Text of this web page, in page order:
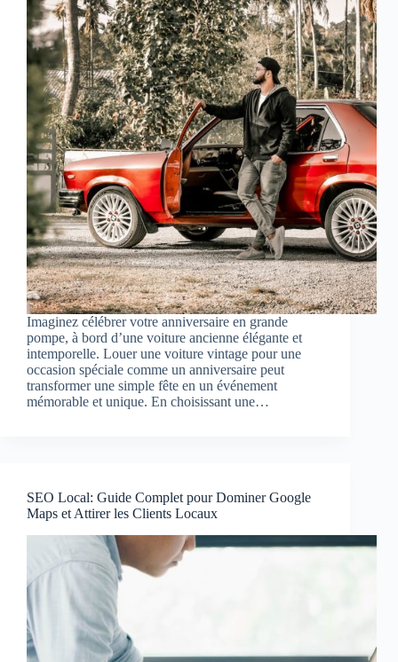
Imaginez célébrer votre anniversaire en grande
pompe, à bord d’une voiture ancienne élégante et
intemporelle. Louer une voiture vintage pour une
occasion spéciale comme un anniversaire peut
transformer une simple fête en un événement
mémorable et unique. En choisissant une…
SEO Local: Guide Complet pour Dominer Google
Maps et Attirer les Clients Locaux